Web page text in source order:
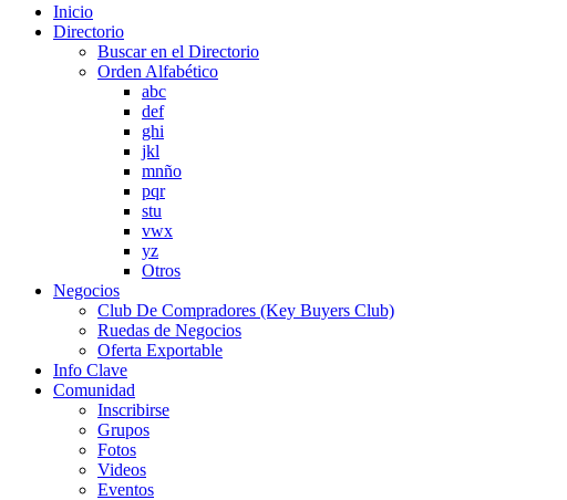
Inicio
Directorio
Buscar en el Directorio
Orden Alfabético
abc
def
ghi
jkl
mnño
pqr
stu
vwx
yz
Otros
Negocios
Club De Compradores (Key Buyers Club)
Ruedas de Negocios
Oferta Exportable
Info Clave
Comunidad
Inscribirse
Grupos
Fotos
Videos
Eventos